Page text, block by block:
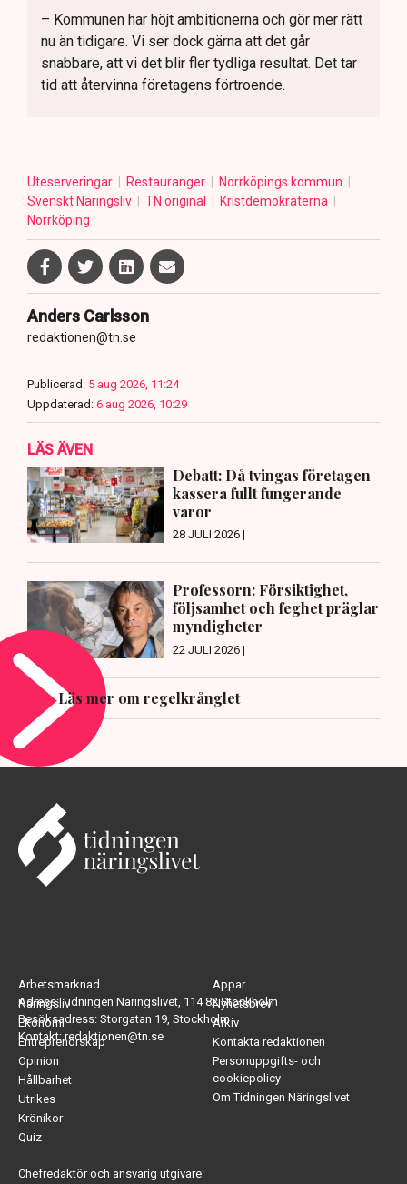
– Kommunen har höjt ambitionerna och gör mer rätt
nu än tidigare. Vi ser dock gärna att det går
snabbare, att vi det blir fler tydliga resultat. Det tar
tid att återvinna företagens förtroende.
Uteserveringar Restauranger
Norrköpings kommun
Svenskt Näringsliv
TN original
Kristdemokraterna
Norrköping
Anders Carlsson
redaktionen@tn.se
Publicerad: 5 aug 2026, 11:24
Uppdaterad: 6 aug 2026, 10:29
LÄS ÄVEN
Debatt: Då tvingas företagen
kassera fullt fungerande
varor
28 JULI 2026 |
Professorn: Försiktighet,
följsamhet och feghet präglar
myndigheter
22 JULI 2026 |
Läs mer om regelkrånglet
Adress: Tidningen Näringslivet, 114 82 Stockholm
Besöksadress: Storgatan 19, Stockholm
Kontakt: redaktionen@tn.se
Arbetsmarknad
Näringsliv
Ekonomi
Entreprenörskap
Opinion
Hållbarhet
Utrikes
Krönikor
Quiz
Appar
Nyhetsbrev
Arkiv
Kontakta redaktionen
Personuppgifts- och
cookiepolicy
Om Tidningen Näringslivet
Chefredaktör och ansvarig utgivare: